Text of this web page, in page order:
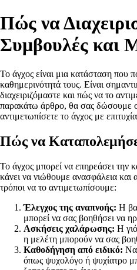
Πώς να
Συμβουλές και
Το άγχος είναι μια κατάσταση που
καθημερινότητά τους. Είναι
διαχειριζόμαστε και πώς να το
παρακάτω άρθρο, θα σας δώσουμε
αντιμετωπίσετε το άγχος με
Πώς να
Το άγχος μπορεί να επηρεάσει την
κάνει να νιώθουμε ανασφάλεια
τρόποι να το αντιμετωπίσουμε:
Έλεγχος της αναπνοής: Η
μπορεί να σας βοηθήσει να
Ασκήσεις χαλάρωσης: Η
η μελέτη μπορούν να σας
Καθοδήγηση από ειδικό: Να
όπως ψυχολόγο ή ψυχίατρο